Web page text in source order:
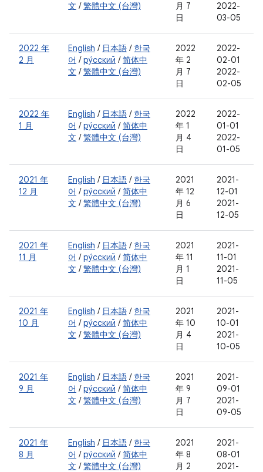
文 /繁體中文 (台灣)
月 7
日
2022-
03-05
2022 年
2 月
English / 日本語 / 한국
어 /ру́сский /简体中
文 /繁體中文 (台灣)
2022
年 2
月 7
日
2022-
02-01
2022-
02-05
2022 年
1 月
English / 日本語 / 한국
어 /ру́сский /简体中
文 /繁體中文 (台灣)
2022
年 1
月 4
日
2022-
01-01
2022-
01-05
2021 年
12 月
English / 日本語 / 한국
어 /ру́сский /简体中
文 /繁體中文 (台灣)
2021
年 12
月 6
日
2021-
12-01
2021-
12-05
2021 年
11 月
English / 日本語 / 한국
어 /ру́сский /简体中
文 /繁體中文 (台灣)
2021
年 11
月 1
日
2021-
11-01
2021-
11-05
2021 年
10 月
English / 日本語 / 한국
어 /ру́сский /简体中
文 /繁體中文 (台灣)
2021
年 10
月 4
日
2021-
10-01
2021-
10-05
2021 年
9 月
English / 日本語 / 한국
어 /ру́сский /简体中
文 /繁體中文 (台灣)
2021
年 9
月 7
日
2021-
09-01
2021-
09-05
2021 年
8 月
English / 日本語 / 한국
어 /ру́сский /简体中
文 /繁體中文 (台灣)
2021
年 8
月 2
2021-
08-01
2021-